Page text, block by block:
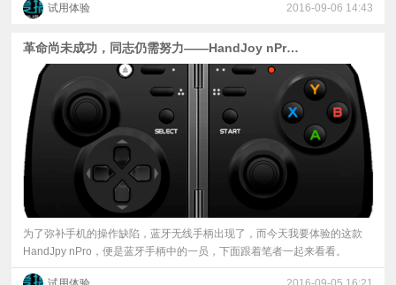
试用体验 2016-09-06 14:43
革命尚未成功，同志仍需努力——HandJoy nPro蓝牙手柄
为了弥补手机的操作缺陷，蓝牙无线手柄出现了，而今天我要体验的这款
HandJpy nPro，便是蓝牙手柄中的一员，下面跟着笔者一起来看看。